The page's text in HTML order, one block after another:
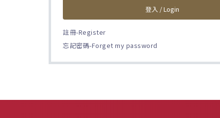
登入 / Login
註冊-Register
忘記密碼-Forget my password